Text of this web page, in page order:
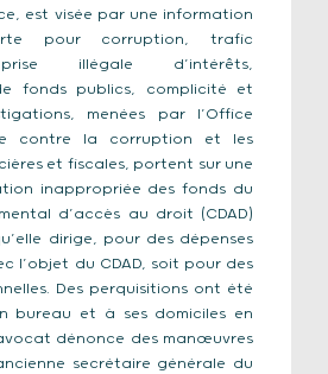
est visée par une information
pour corruption, trafic
illégale d’intérêts,
fonds publics, complicité et
menées par l’Office
contre la corruption et les
et fiscales, portent sur une
inappropriée des fonds du
d’accès au droit (CDAD)
dirige, pour des dépenses
l’objet du CDAD, soit pour des
Des perquisitions ont été
bureau et à ses domiciles en
dénonce des manœuvres
secrétaire générale du